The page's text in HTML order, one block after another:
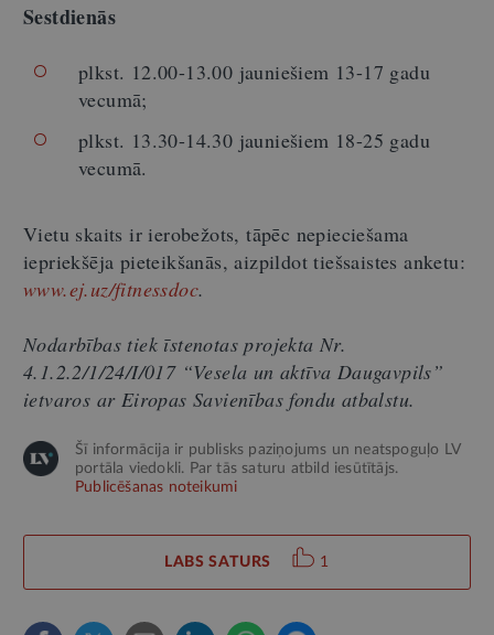
Sestdienās
plkst. 12.00-13.00 jauniešiem 13-17 gadu
vecumā;
plkst. 13.30-14.30 jauniešiem 18-25 gadu
vecumā.
Vietu skaits ir ierobežots, tāpēc nepieciešama
iepriekšēja pieteikšanās, aizpildot tiešsaistes anketu:
www.ej.uz/fitnessdoc.
Nodarbības tiek īstenotas projekta Nr.
4.1.2.2/1/24/I/017 “Vesela un aktīva Daugavpils”
ietvaros ar Eiropas Savienības fondu atbalstu.
Šī informācija ir publisks paziņojums un neatspoguļo LV
portāla viedokli. Par tās saturu atbild iesūtītājs.
Publicēšanas noteikumi
LABS SATURS 1